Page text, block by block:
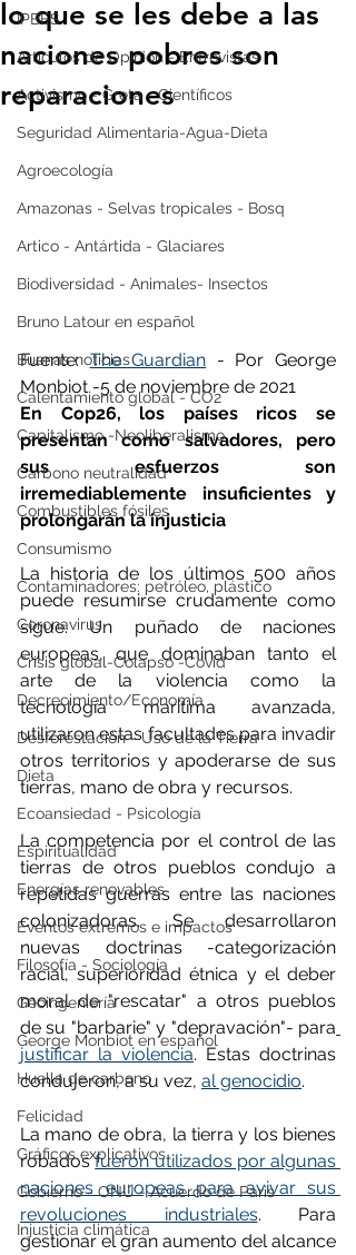
IPBES
Artículos de Opinión - Entrevistas
Activismo - Greta - Científicos
Seguridad Alimentaria-Agua-Dieta
Agroecología
Amazonas - Selvas tropicales - Bosq
Artico - Antártida - Glaciares
Biodiversidad - Animales- Insectos
Bruno Latour en español
Buenas noticias
Calentamiento global - CO2
Capitalismo -Neoliberalismo
Carbono neutralidad
Combustibles fósiles
Consumismo
Contaminadores: petróleo, plástico
Coronavirus
Crisis global-Colapso -Covid
Decrecimiento/Economía
Desforestación - Uso de la Tierra
Dieta
Ecoansiedad - Psicología
Espiritualidad
Energías renovables
Eventos extremos e impactos
Filosofía - Sociología
Geoingeniería
George Monbiot en español
Huella de carbono
Felicidad
Gráficos explicativos
Gobierno - ONU - Acuerdo de Paris
Injusticia climática
lo que se les debe a las
naciones pobres son
reparaciones
Fuente: The Guardian - Por George
Monbiot -5 de noviembre de 2021
En Cop26, los países ricos se
presentan como salvadores, pero
sus esfuerzos son
irremediablemente insuficientes y
prolongarán la injusticia
La historia de los últimos 500 años
puede resumirse crudamente como
sigue. Un puñado de naciones
europeas, que dominaban tanto el
arte de la violencia como la
tecnología marítima avanzada,
utilizaron estas facultades para invadir
otros territorios y apoderarse de sus
tierras, mano de obra y recursos.
La competencia por el control de las
tierras de otros pueblos condujo a
repetidas guerras entre las naciones
colonizadoras. Se desarrollaron
nuevas doctrinas -categorización
racial, superioridad étnica y el deber
moral de "rescatar" a otros pueblos
de su "barbarie" y "depravación"- para
justificar la violencia. Estas doctrinas
condujeron, a su vez, al genocidio.
La mano de obra, la tierra y los bienes
robados fueron utilizados por algunas
naciones europeas para avivar sus
revoluciones industriales. Para
gestionar el gran aumento del alcance